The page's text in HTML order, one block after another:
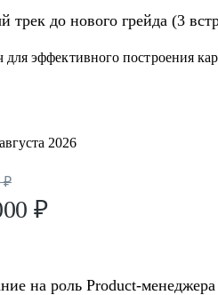
кто хочет перейти в
трек до нового грейда (3
эффективного построения
2026
₽
₽
на роль Product-менеджера